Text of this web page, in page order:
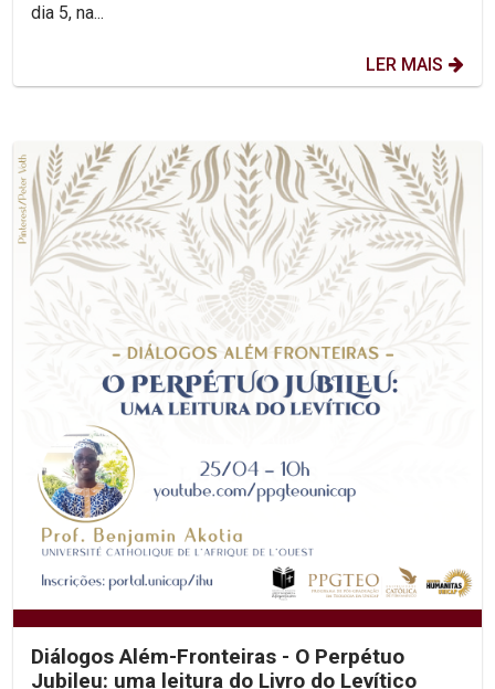
dia 5, na...
LER MAIS
Diálogos Além-Fronteiras - O Perpétuo
Jubileu: uma leitura do Livro do Levítico